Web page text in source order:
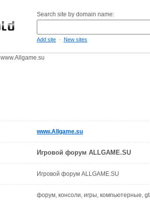
Search site by domain name:
Add site - New sites
www.Allgame.su
www.Allgame.su
Игровой форум ALLGAME.SU
Игровой форум ALLGAME.SU
форум, консоли, игры, компьютерные,